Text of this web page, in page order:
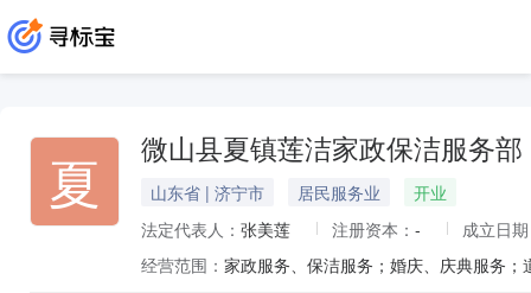
夏 微山县夏镇莲洁家政保洁服务部
山东省 | 济宁市 居民服务业
开业
法定代表人： 张美莲 注册资本： -
成立日
经营范围： 家政服务、保洁服务；婚庆、庆典服务